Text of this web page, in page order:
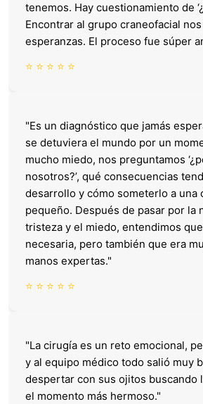
tenemos. Hay cuestionamiento de
Encontrar al grupo craneofacial
esperanzas. El proceso fue súper
⭐ ⭐ ⭐ ⭐ ⭐
"Es un diagnóstico que jamás
se detuviera el mundo por un
mucho miedo, nos preguntamos
nosotros?’, qué consecuencias
desarrollo y cómo someterlo a una
pequeño. Después de pasar por la
tristeza y el miedo, entendimos
necesaria, pero también que era
manos expertas."
⭐ ⭐ ⭐ ⭐ ⭐
"La cirugía es un reto emocional,
y al equipo médico todo salió muy
despertar con sus ojitos buscando
el momento más hermoso."